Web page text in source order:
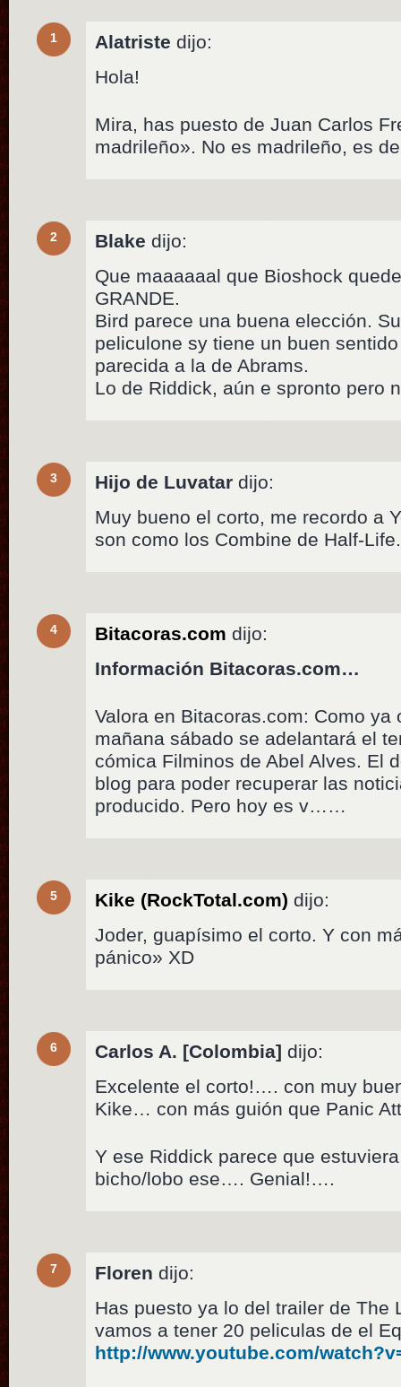
1 Alatriste dijo:
Hola!
Mira, has puesto de Juan Carlos
madrileño». No es madrileño, es
2 Blake dijo:
Que maaaaaal que Bioshock
GRANDE.
Bird parece una buena elección.
peliculone sy tiene un buen
parecida a la de Abrams.
Lo de Riddick, aún e spronto pero
3 Hijo de Luvatar dijo:
Muy bueno el corto, me recordo a
son como los Combine de Half-Life.
4 Bitacoras.com dijo:
Información Bitacoras.com…
Valora en Bitacoras.com: Como ya
mañana sábado se adelantará el
cómica Filminos de Abel Alves. El
blog para poder recuperar las
producido. Pero hoy es v……
5 Kike (RockTotal.com) dijo:
Joder, guapísimo el corto. Y con
pánico» XD
6 Carlos A. [Colombia] dijo:
Excelente el corto!…. con muy
Kike… con más guión que Panic
Y ese Riddick parece que
bicho/lobo ese…. Genial!….
7 Floren dijo:
Has puesto ya lo del trailer de The
vamos a tener 20 peliculas de el
http://www.youtube.com/